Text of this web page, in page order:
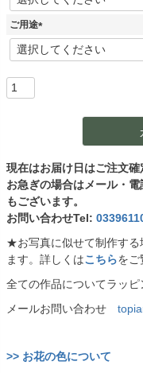
必
ご用途
(
必
現在はお届け日はご注文確
お急ぎの場合はメール・
もございます。
お問い合わせTel:
★お写真に似せて制作する
ます。詳しくはこちらを
全ての作品についてラッピ
メールお問い合わせ
>> お花の色について